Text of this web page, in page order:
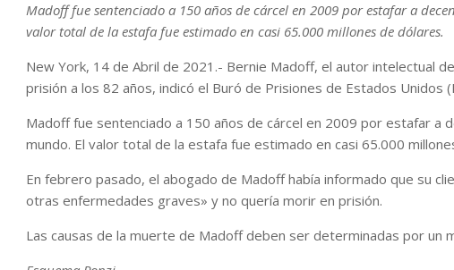
Madoff fue sentenciado a 150 años de cárcel en 2009 por estafar a
valor total de la estafa fue estimado en casi 65.000 millones de dólares.
New York, 14 de Abril de 2021.- Bernie Madoff, el autor intelectual
prisión a los 82 años, indicó el Buró de Prisiones de Estados Unidos
Madoff fue sentenciado a 150 años de cárcel en 2009 por estafar a
mundo. El valor total de la estafa fue estimado en casi 65.000
En febrero pasado, el abogado de Madoff había informado que su
otras enfermedades graves» y no quería morir en prisión.
Las causas de la muerte de Madoff deben ser determinadas por un